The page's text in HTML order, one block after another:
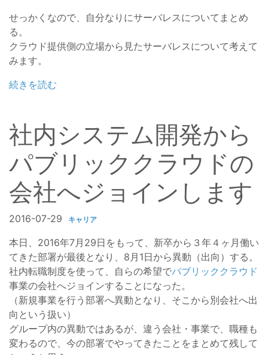
せっかくなので、自分なりにサーバレスについてまとめ
る。
クラウド提供側の立場から見たサーバレスについて考えて
みます。
続きを読む
社内システム開発から
パブリッククラウドの
会社へジョインします
2016-07-29 キャリア
本日、2016年7月29日をもって、新卒から３年４ヶ月働い
てきた部署が最後となり、8月1日から異動（出向）する。
社内転職制度を使って、自らの希望でパブリッククラウド
事業の会社へジョインすることになった。
（新規事業を行う部署へ異動となり、そこから別会社へ出
向という扱い）
グループ内の異動ではあるが、違う会社・事業で、職種も
変わるので、今の部署でやってきたことをまとめて残して